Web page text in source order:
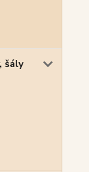
šály